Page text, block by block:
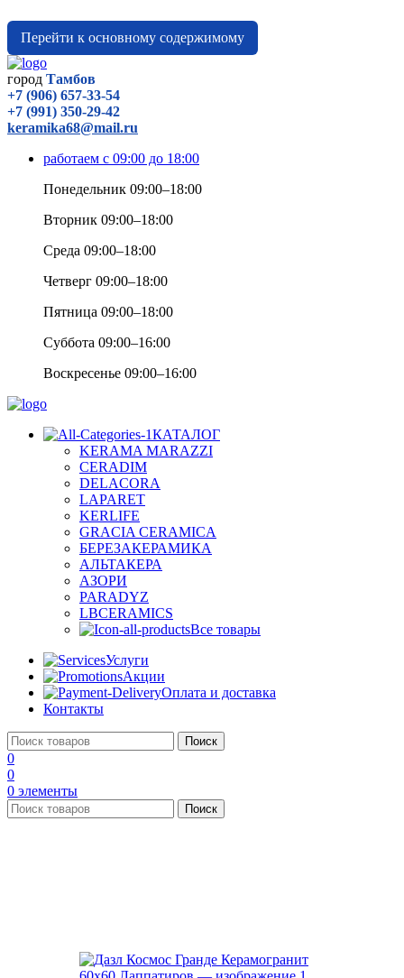
Перейти к основному содержимому
город Тамбов
+7 (906) 657-33-54
+7 (991) 350-29-42
keramika68@mail.ru
работаем с 09:00 до 18:00
Понедельник 09:00–18:00
Вторник 09:00–18:00
Среда 09:00–18:00
Четверг 09:00–18:00
Пятница 09:00–18:00
Суббота 09:00–16:00
Воскресенье 09:00–16:00
КАТАЛОГ
KERAMA MARAZZI
CERADIM
DELACORA
LAPARET
KERLIFE
GRACIA CERAMICA
БЕРЕЗАКЕРАМИКА
АЛЬТАКЕРА
АЗОРИ
PARADYZ
LBCERAMICS
Все товары
Услуги
Акции
Оплата и доставка
Контакты
Поиск
0
0
0 элементы
Поиск